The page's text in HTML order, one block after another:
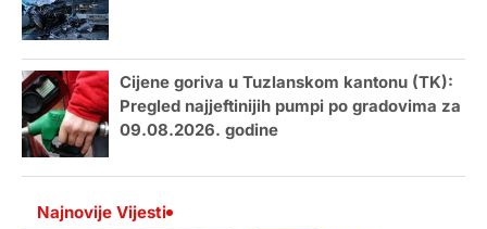
Cijene goriva u Tuzlanskom kantonu (TK):
Pregled najjeftinijih pumpi po gradovima za
09.08.2026. godine
Najnovije Vijesti